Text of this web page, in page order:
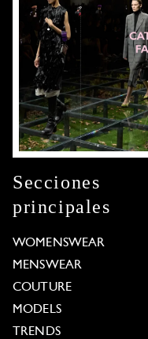
Secciones
principales
WOMENSWEAR
MENSWEAR
COUTURE
MODELS
TRENDS